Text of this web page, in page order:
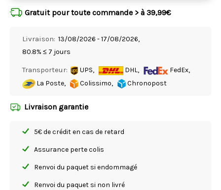
Gratuit pour toute commande > à 39,99€
Livraison: 13/08/2026 - 17/08/2026,
80.8% ≤ 7 jours
Transporteur: UPS, DHL,
FedEx,
La Poste,
Colissimo, Chronopost
Livraison garantie
5€ de crédit en cas de retard
Assurance perte colis
Renvoi du paquet si endommagé
Renvoi du paquet si non livré